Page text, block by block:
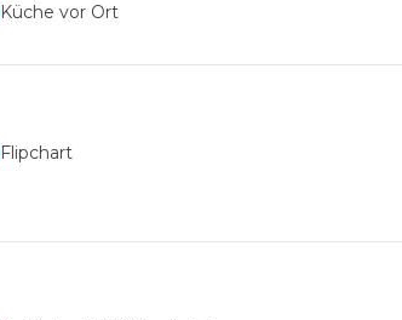
Küche vor Ort
Flipchart